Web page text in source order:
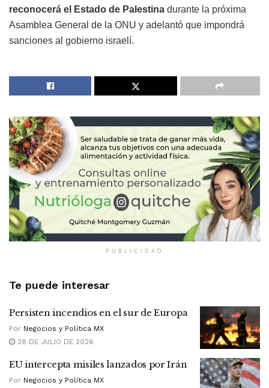
reconocerá el Estado de Palestina durante la próxima
Asamblea General de la ONU y adelantó que impondrá
sanciones al gobierno israelí.
PUBLICIDAD
Te puede interesar
Persisten incendios en el sur de Europa
Por Negocios y Política MX
28 DE JULIO DE 2026
EU intercepta misiles lanzados por Irán
Por Negocios y Política MX